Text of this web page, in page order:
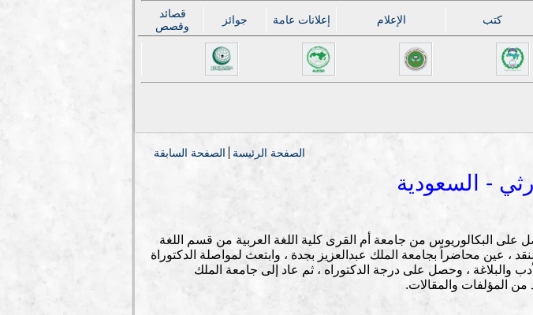
قصائد
وقصص
جوائز إعلانات عامة الإعلام كتب
الصفحة السابقة الصفحة الرئيسة
- السعودية
على البكالوريوس من جامعة أم القرى كلية اللغة العربية من قسم اللغة
، عين محاضراً بجامعة الملك عبدالعزيز بجدة ، وابتعث لمواصلة الدكتوراة
والبلاغة ، وحصل على درجة الدكتوراه ، ثم عاد إلى جامعة الملك
من المؤلفات والمقالات.